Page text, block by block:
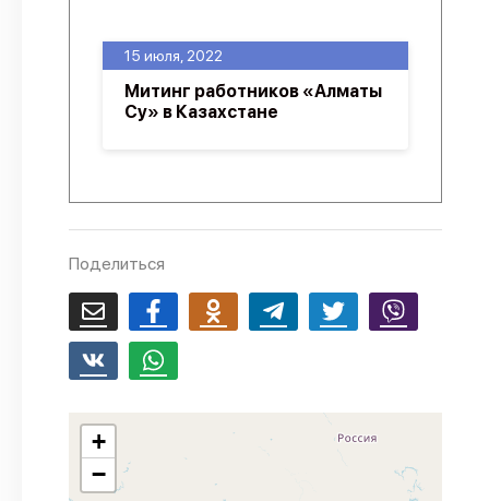
Политика конфиденциальности
15 июля, 2022
Митинг работников «Алматы
Су» в Казахстане
Поделиться
+
−